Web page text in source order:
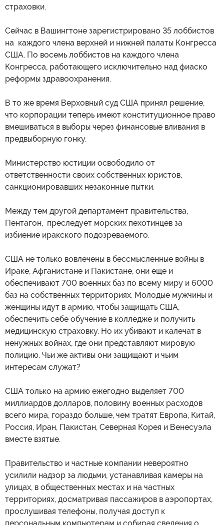
страховки.
Сейчас в Вашингтоне зарегистрировано 35 лоббистов
на каждого члена верхней и нижней палаты Конгресса
США. По восемь лоббистов на каждого члена
Конгресса, работающего исключительно над фиаско
реформы здравоохранения.
В то же время Верховный суд США принял решение,
что корпорации теперь имеют конституционное право
вмешиваться в выборы через финансовые вливания в
предвыборную гонку.
Министерство юстиции освободило от
ответственности своих собственных юристов,
санкционировавших незаконные пытки.
Между тем другой департамент правительства,
Пентагон, преследует морских пехотинцев за
избиение иракского подозреваемого.
США не только вовлечены в бессмысленные войны в
Ираке, Афганистане и Пакистане, они еще и
обеспечивают 700 военных баз по всему миру и 6000
баз на собственных территориях. Молодые мужчины и
женщины идут в армию, чтобы защищать США,
обеспечить себе обучение в колледже и получить
медицинскую страховку. Но их убивают и калечат в
ненужных войнах, где они представляют мировую
полицию. Чьи же активы они защищают и чьим
интересам служат?
США только на армию ежегодно выделяет 700
миллиардов долларов, половину военных расходов
всего мира, гораздо больше, чем тратят Европа, Китай,
Россия, Иран, Пакистан, Северная Корея и Венесуэла
вместе взятые.
Правительство и частные компании невероятно
усилили надзор за людьми, устанавливая камеры на
улицах, в общественных местах и на частных
территориях, досматривая пассажиров в аэропортах,
прослушивая телефоны, получая доступ к